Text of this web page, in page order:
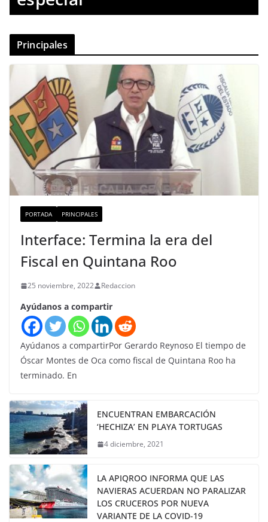
Principales
PORTADA PRINCIPALES
Interface: Termina la era del
Fiscal en Quintana Roo
25 noviembre, 2022 Redaccion
Ayúdanos a compartir
Ayúdanos a compartirPor Gerardo Reynoso El tiempo de
Óscar Montes de Oca como fiscal de Quintana Roo ha
terminado. En
ENCUENTRAN EMBARCACIÓN
‘HECHIZA’ EN PLAYA TORTUGAS
4 diciembre, 2021
LA APIQROO INFORMA QUE LAS
NAVIERAS ACUERDAN NO PARALIZAR
LOS CRUCEROS POR NUEVA
VARIANTE DE LA COVID-19